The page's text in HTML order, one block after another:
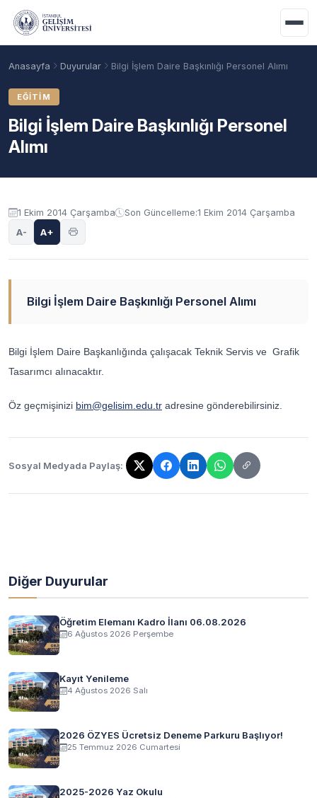
Ana içeriğe geç
Akademik Takvim
Anasayfa Duyurular Bilgi İşlem Daire Başkınlığı Personel Alımı
EĞITIM
Bilgi İşlem Daire Başkınlığı Personel
Alımı
Duyuru içeriği
1 Ekim 2014 Çarşamba Son Güncelleme:1 Ekim 2014 Çarşamba
A- A+
Bilgi İşlem Daire Başkınlığı Personel Alımı
Bilgi İşlem Daire Başkanlığında çalışacak Teknik Servis ve Grafik
Tasarımcı alınacaktır.
Öz geçmişinizi bim@gelisim.edu.tr adresine gönderebilirsiniz.
Sosyal Medyada Paylaş:
Bağlantı kopyalandı!
Diğer Duyurular
Öğretim Elemanı Kadro İlanı 06.08.2026
6 Ağustos 2026 Perşembe
Kayıt Yenileme
4 Ağustos 2026 Salı
2026 ÖZYES Ücretsiz Deneme Parkuru Başlıyor!
25 Temmuz 2026 Cumartesi
2025-2026 Yaz Okulu